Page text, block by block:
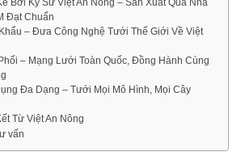
Đạt Chuẩn
– Đưa Công Nghệ Tưới Thế Giới Về Việt
– Mạng Lưới Toàn Quốc, Đồng Hành Cùng
Đa Dạng – Tưới Mọi Mô Hình, Mọi Cây
Từ Việt An Nông
vấn